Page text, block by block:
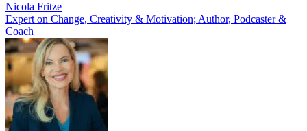
Nicola Fritze
Expert on Change, Creativity & Motivation; Author, Podcaster &
Coach